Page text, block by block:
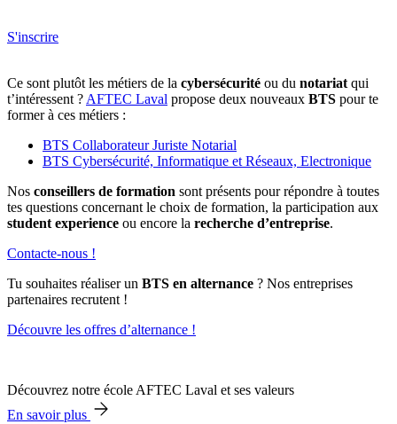
S'inscrire
Ce sont plutôt les métiers de la cybersécurité ou du notariat qui
t’intéressent ? AFTEC Laval propose deux nouveaux BTS pour te
former à ces métiers :
BTS Collaborateur Juriste Notarial
BTS Cybersécurité, Informatique et Réseaux, Electronique
Nos conseillers de formation sont présents pour répondre à toutes
tes questions concernant le choix de formation, la participation aux
student experience ou encore la recherche d’entreprise.
Contacte-nous !
Tu souhaites réaliser un BTS en alternance ? Nos entreprises
partenaires recrutent !
Découvre les offres d’alternance !
Découvrez notre école AFTEC Laval et ses valeurs
En savoir plus